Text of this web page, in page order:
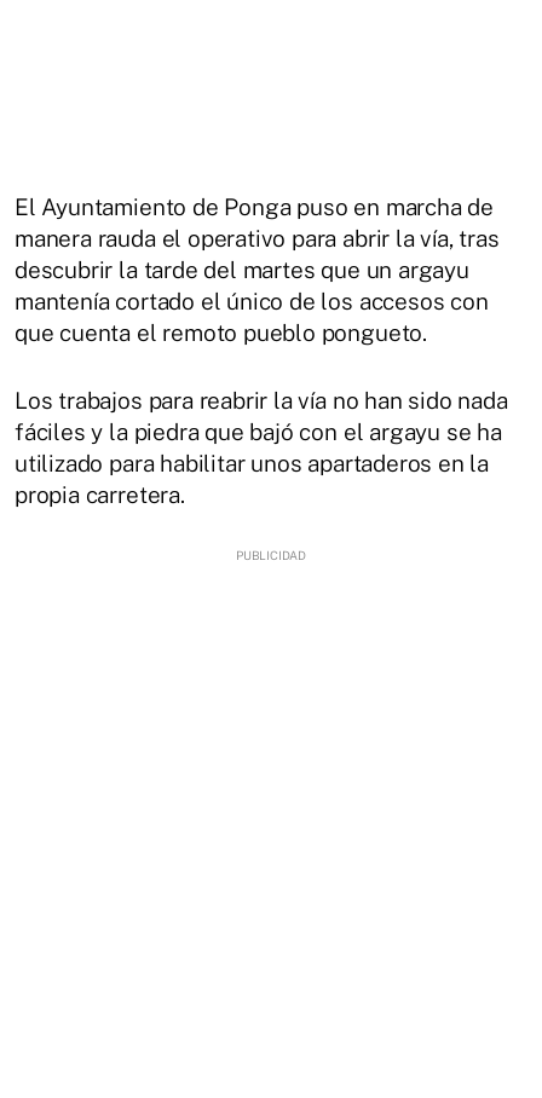
El Ayuntamiento de Ponga puso en marcha de
manera rauda el operativo para abrir la vía, tras
descubrir la tarde del martes que un argayu
mantenía cortado el único de los accesos con
que cuenta el remoto pueblo pongueto.
Los trabajos para reabrir la vía no han sido nada
fáciles y la piedra que bajó con el argayu se ha
utilizado para habilitar unos apartaderos en la
propia carretera.